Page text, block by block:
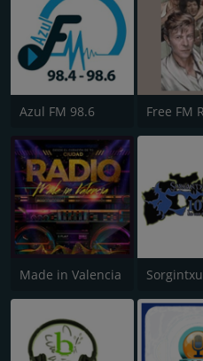
Azul FM 98.6 Free FM
Made in Valencia